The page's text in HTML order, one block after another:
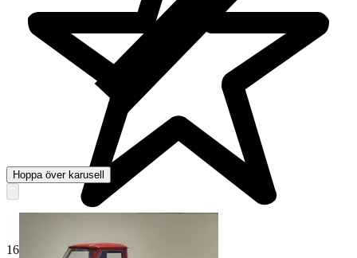
165 034 omdömen
Hoppa över karusell